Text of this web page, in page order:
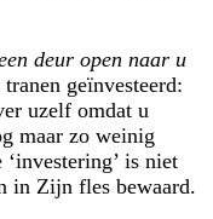
deur open naar u
geïnvesteerd:
uzelf omdat u
maar zo weinig
is niet
in Zijn fles bewaard.